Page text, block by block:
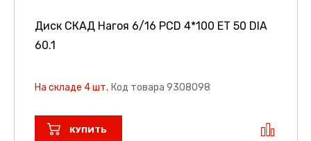
Диск СКАД Нагоя 6/16 PCD 4*100 ET 50 DIA
60.1
На складе 4 шт. Код товара 9308098
КУПИТЬ